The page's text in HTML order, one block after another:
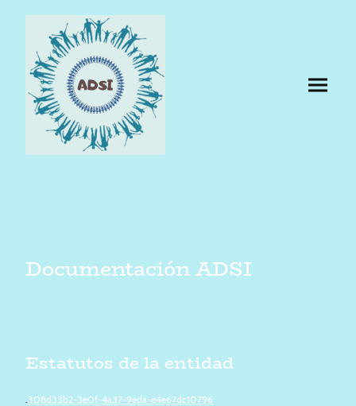
Documentación ADSI
Estatutos de la entidad
308d33b2-3e0f-4a37-9eda-e4e67dc10796